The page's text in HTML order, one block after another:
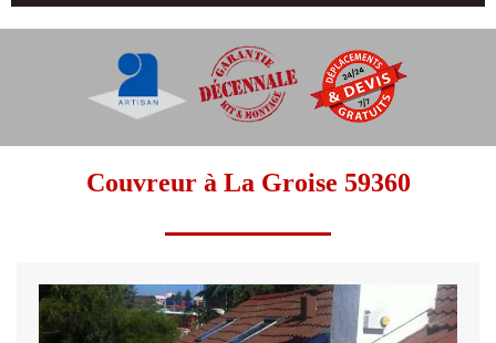
Couvreur à La Groise 59360